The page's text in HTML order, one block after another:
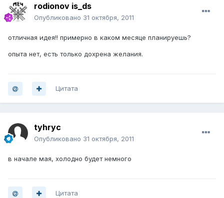
rodionov is_ds
Опубликовано 31 октября, 2011
отличная идея!! примерно в каком месяце планируешь?
опыта нет, есть только дохрена желания.
Цитата
tyhryc
Опубликовано 31 октября, 2011
в начале мая, холодно будет немного
Цитата